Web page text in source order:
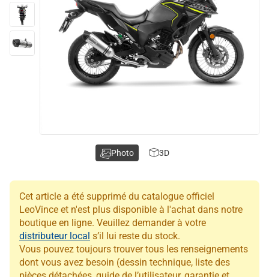
Cet article a été supprimé du catalogue officiel
LeoVince et n'est plus disponible à l'achat dans notre
boutique en ligne. Veuillez demander à votre
distributeur local s’il lui reste du stock.
Vous pouvez toujours trouver tous les renseignements
dont vous avez besoin (dessin technique, liste des
Photo 3D